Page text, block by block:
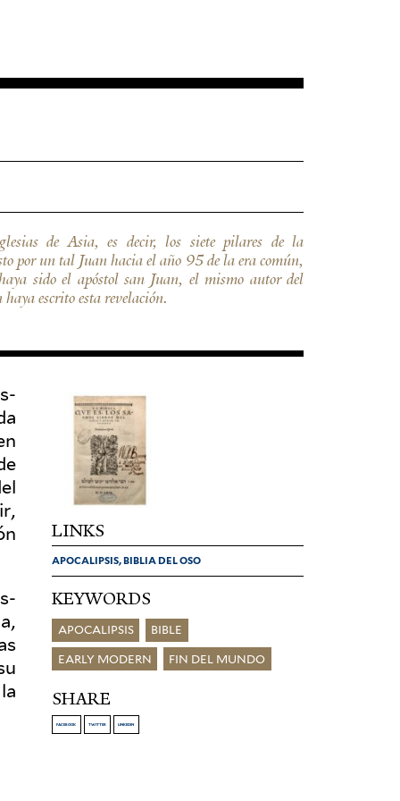
escrito esta revelación.
LINKS
APOCALIPSIS, BIBLIA DEL OSO
KEYWORDS
APOCALIPSIS BIBLE
EARLY MODERN FIN DEL MUNDO
SHARE
FACEBOOK TWITTER LINKEDIN